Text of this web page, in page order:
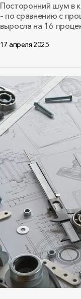
Посторонний шум в
– по сравнению с
выросла на 16
17 апреля 2025